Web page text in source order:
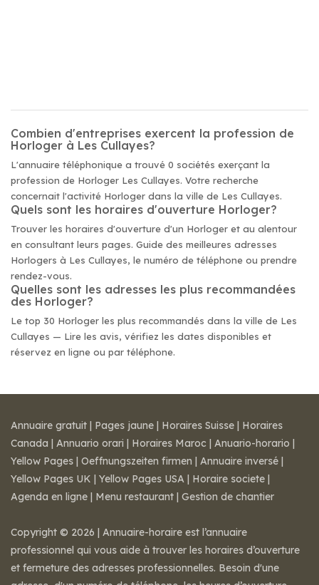
Combien d'entreprises exercent la profession de
Horloger à Les Cullayes?
L'annuaire téléphonique a trouvé 0 sociétés exerçant la
profession de Horloger Les Cullayes. Votre recherche
concernait l'activité Horloger dans la ville de Les Cullayes.
Quels sont les horaires d'ouverture Horloger?
Trouver les horaires d'ouverture d'un Horloger et au alentour
en consultant leurs pages. Guide des meilleures adresses
Horlogers à Les Cullayes, le numéro de téléphone ou prendre
rendez-vous.
Quelles sont les adresses les plus recommandées
des Horloger?
Le top 30 Horloger les plus recommandés dans la ville de Les
Cullayes — Lire les avis, vérifiez les dates disponibles et
réservez en ligne ou par téléphone.
Annuaire gratuit | Pages jaune | Horaires Suisse | Horaires
Canada | Annuario orari | Horaires Maroc | Anuario-horario |
Yellow Pages | Oeffnungszeiten firmen | Annuaire inversé |
Yellow Pages UK | Yellow Pages USA | Horaire societe |
Agenda en ligne | Menu restaurant | Gestion de chantier
Copyright © 2026 | Annuaire-horaire est l’annuaire
professionnel qui vous aide à trouver les horaires d’ouverture
et fermeture des adresses professionnelles. Besoin d'une